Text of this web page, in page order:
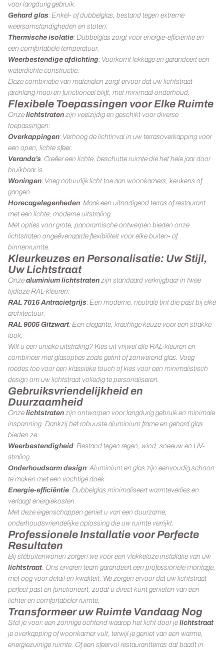
voor langdurig gebruik.
Gehard glas: Enkel- of dubbelglas, bestand tegen extreme
weersomstandigheden en stoten.
Thermische isolatie: Dubbelglas zorgt voor energie-efficiëntie en
een comfortabele temperatuur.
Weerbestendige afdichting: Voorkomt lekkage en garandeert een
waterdichte constructie.
Deze combinatie van materialen zorgt ervoor dat uw lichtstraat
jarenlang mooi en functioneel blijft, met minimaal onderhoud.
Flexibele Toepassingen voor Elke Ruimte
Onze lichtstraten zijn veelzijdig en geschikt voor diverse
toepassingen:
Overkappingen: Verhoog de lichtinval in uw terrasoverkapping voor
een open, lichte sfeer.
Veranda’s: Creëer een lichte, beschutte ruimte die het hele jaar door
bruikbaar is.
Woningen: Voeg natuurlijk licht toe aan woonkamers, keukens of
gangen.
Horecagelegenheden: Maak een uitnodigend terras of restaurant
met een lichte, moderne uitstraling.
Met opties voor grote, panoramische ontwerpen bieden onze
lichtstraten ongeëvenaarde flexibiliteit voor elke buiten- of
binnenruimte.
Kleurkeuzes en Personalisatie: Uw Stijl,
Uw Lichtstraat
Onze aluminium lichtstraten zijn standaard verkrijgbaar in twee
tijdloze RAL-kleuren:
RAL 7016 Antracietgrijs: Een moderne, neutrale tint die past bij elke
architectuur.
RAL 9005 Gitzwart: Een elegante, krachtige keuze voor een strakke
look.
Wilt u een unieke uitstraling? Kies uit vrijwel alle RAL-kleuren en
combineer met glasopties zoals getint of zonwerend glas. Voeg
roedes toe voor een klassieke touch of kies voor een minimalistisch
design om uw lichtstraat volledig te personaliseren.
Gebruiksvriendelijkheid en
Duurzaamheid
Onze lichtstraten zijn ontworpen voor langdurig gebruik en minimale
inspanning. Dankzij het robuuste aluminium frame en gehard glas
bieden ze:
Weerbestendigheid: Bestand tegen regen, wind, sneeuw en UV-
straling.
Onderhoudsarm design: Aluminium en glas zijn eenvoudig schoon
te maken met een vochtige doek.
Energie-efficiëntie: Dubbelglas minimaliseert warmteverlies en
verlaagt energiekosten.
Met deze eigenschappen geniet u van een duurzame,
onderhoudsvriendelijke oplossing die uw ruimte verrijkt.
Professionele Installatie voor Perfecte
Resultaten
Bij stébuitenwonen zorgen we voor een vlekkeloze installatie van uw
lichtstraat. Ons ervaren team garandeert een professionele montage,
met oog voor detail en kwaliteit. We zorgen ervoor dat uw lichtstraat
perfect past en functioneert, zodat u direct kunt genieten van een
lichter en comfortabeler ruimte.
Transformeer uw Ruimte Vandaag Nog
Stel je voor: een zonnige ochtend waarop het licht door je lichtstraat
je overkapping of woonkamer vult, terwijl je geniet van een warme,
energiezuinige ruimte. Of een sfeervol restaurantterras dat baadt in